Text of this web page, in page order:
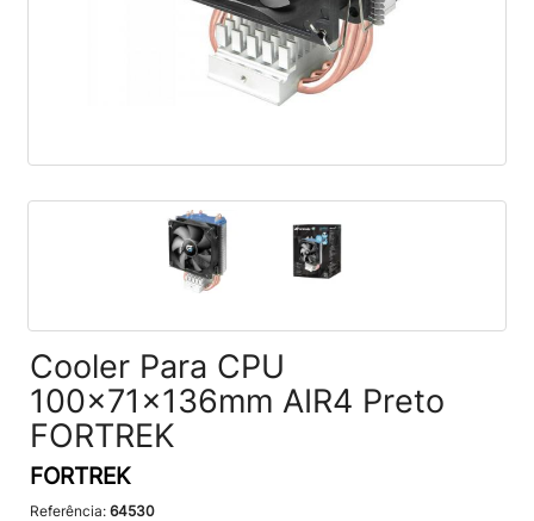
Cooler Para CPU
100x71x136mm AIR4 Preto
FORTREK
FORTREK
Referência: 64530